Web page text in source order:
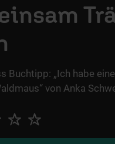
Buchtipp: „Ich habe
von Anka